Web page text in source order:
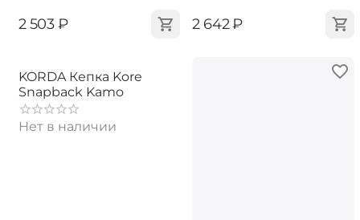
‍2 503‍₽ ‍2 642‍₽
KORDA Кепка Kore
Snapback Kamo
Нет в наличии